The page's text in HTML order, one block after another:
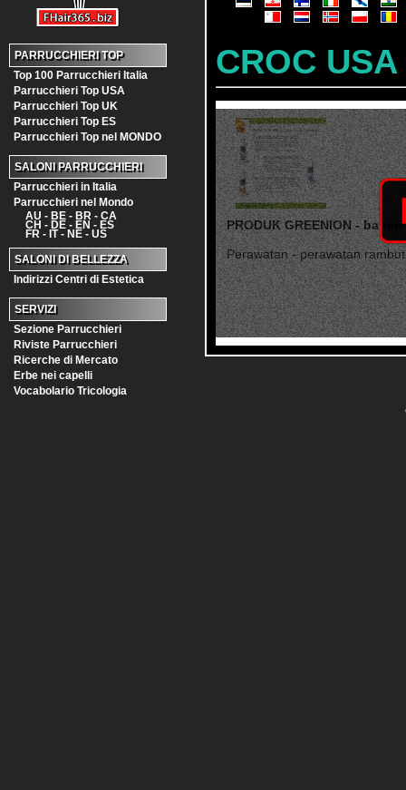
PARRUCCHIERI TOP
Top 100 Parrucchieri Italia
Parrucchieri Top USA
Parrucchieri Top UK
Parrucchieri Top ES
Parrucchieri Top nel MONDO
SALONI PARRUCCHIERI
Parrucchieri in Italia
Parrucchieri nel Mondo
AU - BE - BR - CA
CH - DE - EN - ES
FR - IT - NE - US
SALONI DI BELLEZZA
Indirizzi Centri di Estetica
SERVIZI
Sezione Parrucchieri
Riviste Parrucchieri
Ricerche di Mercato
Erbe nei capelli
Vocabolario Tricologia
CROC USA
PRODUK GREENION -
Perawatan - perawatan